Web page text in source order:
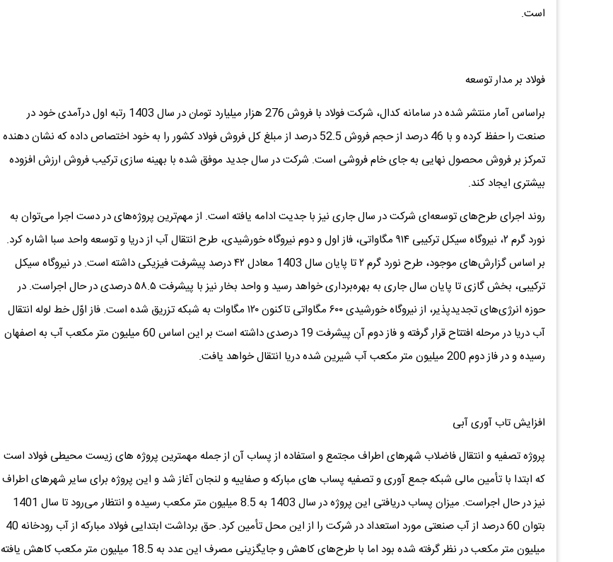
است.
فولاد بر مدار توسعه
براساس آمار منتشر شده در سامانه کدال، شرکت فولاد با فروش 276 هزار میلیارد تومان در سال 1403 رتبه اول درآمدی خود در
صنعت را حفظ کرده و با 46 درصد از حجم فروش 52.5 درصد از مبلغ کل فروش فولاد کشور را به خود اختصاص داده که نشان دهنده
تمرکز بر فروش محصول نهایی به جای خام فروشی است. شرکت در سال جدید موفق شده با بهینه سازی ترکیب فروش ارزش افزوده
بیشتری ایجاد کند.
روند اجرای طرح‌های توسعه‌ای شرکت در سال جاری نیز با جدیت ادامه یافته است. از مهم‌ترین پروژه‌های در دست اجرا می‌توان به
نورد گرم ۲، نیروگاه سیکل ترکیبی ۹۱۴ مگاواتی، فاز اول و دوم نیروگاه خورشیدی، طرح انتقال آب از دریا و توسعه واحد سبا اشاره کرد.
بر اساس گزارش‌های موجود، طرح نورد گرم ۲ تا پایان سال 1403 معادل ۴۲ درصد پیشرفت فیزیکی داشته است. در نیروگاه سیکل
ترکیبی، بخش گازی تا پایان سال جاری به بهره‌برداری خواهد رسید و واحد بخار نیز با پیشرفت ۵۸.۵ درصدی در حال اجراست. در
حوزه انرژی‌های تجدیدپذیر، از نیروگاه خورشیدی ۶۰۰ مگاواتی تاکنون ۱۲۰ مگاوات به شبکه تزریق شده است. فاز اوّل خط لوله انتقال
آب دریا در مرحله افتتاح قرار گرفته و فاز دوم آن پیشرفت 19 درصدی داشته است بر این اساس 60 میلیون متر مکعب آب به اصفهان
رسیده و در فاز دوم 200 میلیون متر مکعب آب شیرین شده دریا انتقال خواهد یافت.
افزایش تاب آوری آبی
پروژه تصفیه و انتقال فاضلاب شهرهای اطراف مجتمع و استفاده از پساب آن از جمله مهمترین پروژه های زیست محیطی فولاد است
که ابتدا با تأمین مالی شبکه جمع آوری و تصفیه پساب های مبارکه و صفاییه و لنجان آغاز شد و این پروژه برای سایر شهرهای اطراف
نیز در حال اجراست. میزان پساب دریافتی این پروژه در سال 1403 به 8.5 میلیون متر مکعب رسیده و انتظار می‌رود تا سال 1401
بتوان 60 درصد از آب صنعتی مورد استعداد در شرکت را از این محل تأمین کرد. حق برداشت ابتدایی فولاد مبارکه از آب رودخانه 40
میلیون متر مکعب در نظر گرفته شده بود اما با طرح‌های کاهش و جایگزینی مصرف این عدد به 18.5 میلیون متر مکعب کاهش یافته